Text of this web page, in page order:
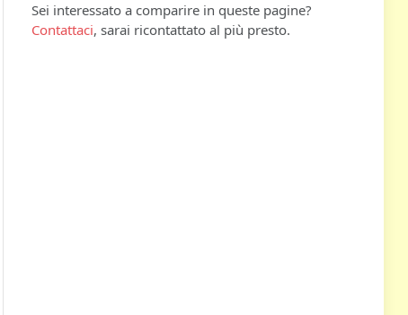
Sei interessato a comparire in queste pagine?
Contattaci, sarai ricontattato al più presto.